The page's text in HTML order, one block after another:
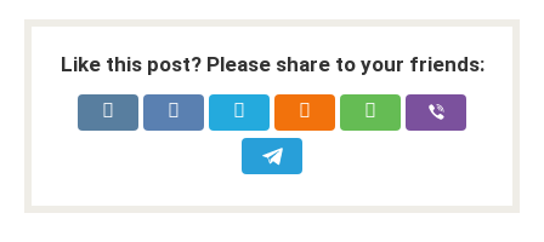
Like this post? Please share to your friends: